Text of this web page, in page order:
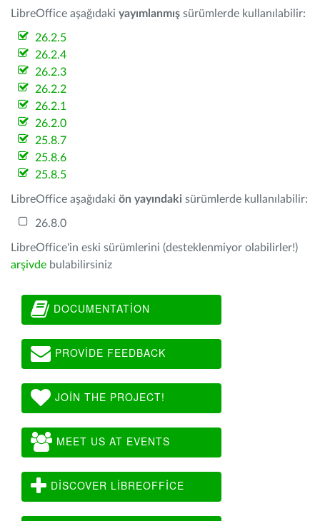
LibreOffice aşağıdaki yayımlanmış sürümlerde kullanılabilir:
26.2.5
26.2.4
26.2.3
26.2.2
26.2.1
26.2.0
25.8.7
25.8.6
25.8.5
LibreOffice aşağıdaki ön yayındaki sürümlerde kullanılabilir:
26.8.0
LibreOffice'in eski sürümlerini (desteklenmiyor olabilirler!)
arşivde bulabilirsiniz
DOCUMENTATION
PROVIDE FEEDBACK
JOIN THE PROJECT!
MEET US AT EVENTS
DISCOVER LIBREOFFICE